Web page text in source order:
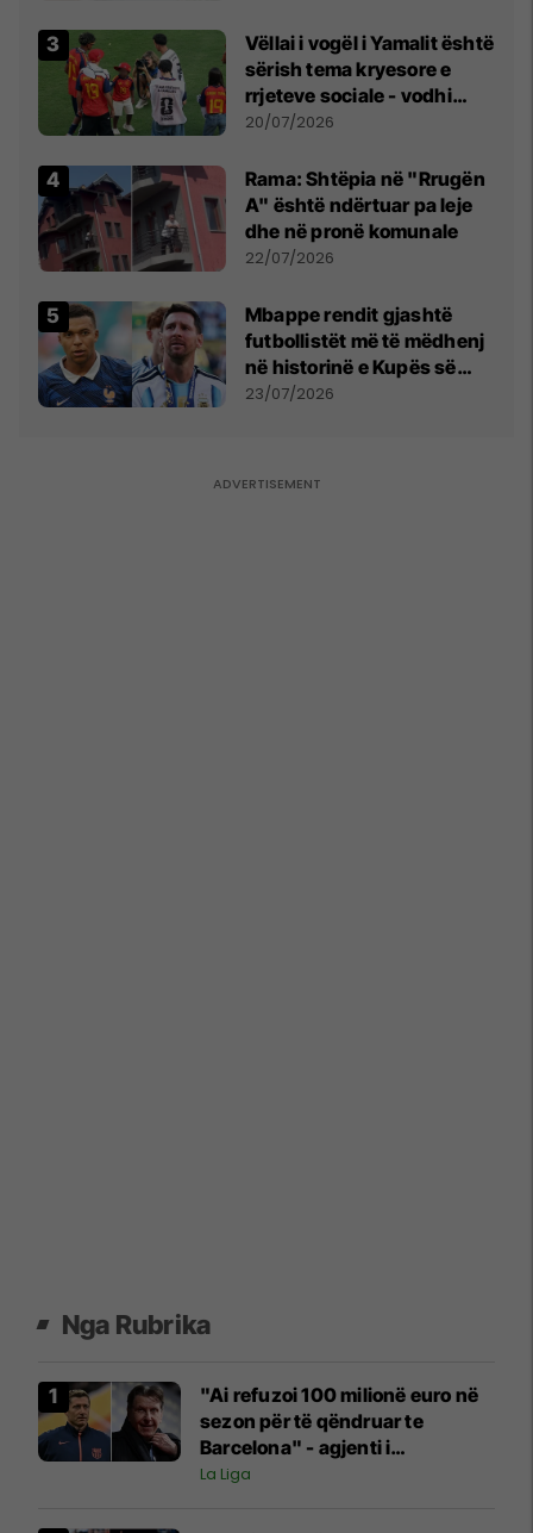
Vëllai i vogël i Yamalit është
sërish tema kryesore e
rrjeteve sociale - vodhi
vëmendjen pas finales së
20/07/2026
Rama: Shtëpia në "Rrugën
A" është ndërtuar pa leje
dhe në pronë komunale
22/07/2026
Mbappe rendit gjashtë
futbollistët më të mëdhenj
në historinë e Kupës së
Botës, Messi mbetet i dyti
23/07/2026
Nga Rubrika
"Ai refuzoi 100 milionë euro në
sezon për të qëndruar te
Barcelona" - agjenti i
Lewandowskit zbulon
La Liga